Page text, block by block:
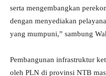
serta mengembangkan
dengan menyediakan
yang mumpuni,” sambung
Pembangunan infrastruktur
oleh PLN di provinsi NTB